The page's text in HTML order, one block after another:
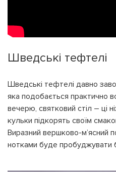
Шведські тефтелі
Шведські тефтелі давно
яка подобається практично
вечерю, святковий стіл – ці
кульки підкорять своїм
Виразний вершково-м’ясний
нотками буде пробуджувати